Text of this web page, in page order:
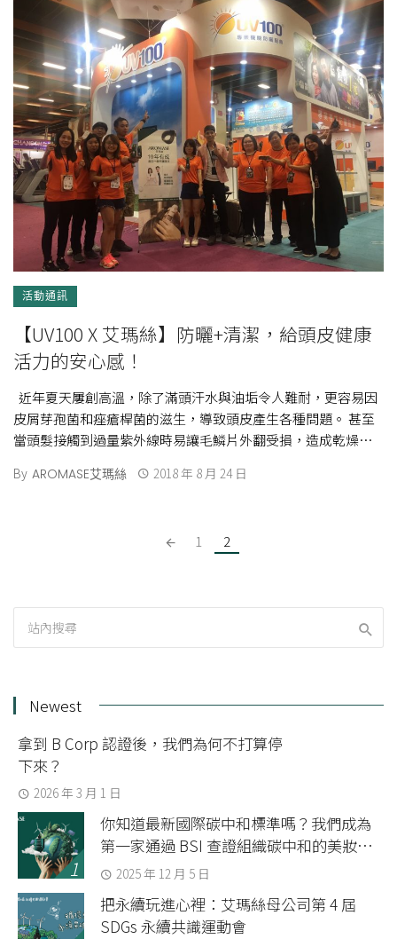
活動通訊
【UV100 X 艾瑪絲】防曬+清潔，給頭皮健康
活力的安心感！
近年夏天屢創高溫，除了滿頭汗水與油垢令人難耐，更容易因
皮屑芽孢菌和痤瘡桿菌的滋生，導致頭皮產生各種問題。 甚至
當頭髮接觸到過量紫外線時易讓毛鱗片外翻受損，造成乾燥枯
By AROMASE艾瑪絲 2018 年 8 月 24 日
1 2
Newest
拿到 B Corp 認證後，我們為何不打算停
下來？
2026 年 3 月 1 日
你知道最新國際碳中和標準嗎？我們成為
第一家通過 BSI 查證組織碳中和的美妝品
牌 2025 年 12 月 5 日
把永續玩進心裡：艾瑪絲母公司第 4 屆
SDGs 永續共識運動會